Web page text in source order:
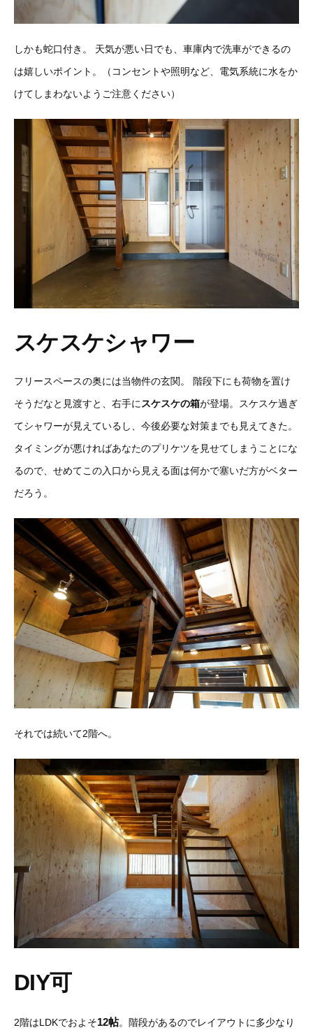
しかも蛇口付き。
天気が悪い日でも、車庫内で洗車ができるの
は嬉しいポイント。（コンセントや照明など、電気系統に水をか
けてしまわないようご注意ください）
スケスケシャワー
フリースペースの奥には当物件の玄関。
階段下にも荷物を置け
そうだなと見渡すと、右手にスケスケの箱が登場。スケスケ過ぎ
てシャワーが見えているし、今後必要な対策までも見えてきた。
タイミングが悪ければあなたのプリケツを見せてしまうことにな
るので、せめてこの入口から見える面は何かで塞いだ方がベター
だろう。
それでは続いて2階へ。
DIY可
2階はLDKでおよそ12帖。階段があるのでレイアウトに多少なり